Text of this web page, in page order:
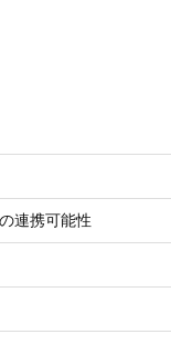
連携可能性